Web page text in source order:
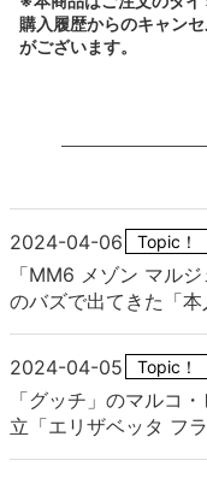
購入履歴からのキャン
がございます。
2024-04-06 Topic！
「MM6 メゾン マル
のバズで出てきた「本
2024-04-05 Topic！
「グッチ」のマルコ
立「エリザベッタ フ